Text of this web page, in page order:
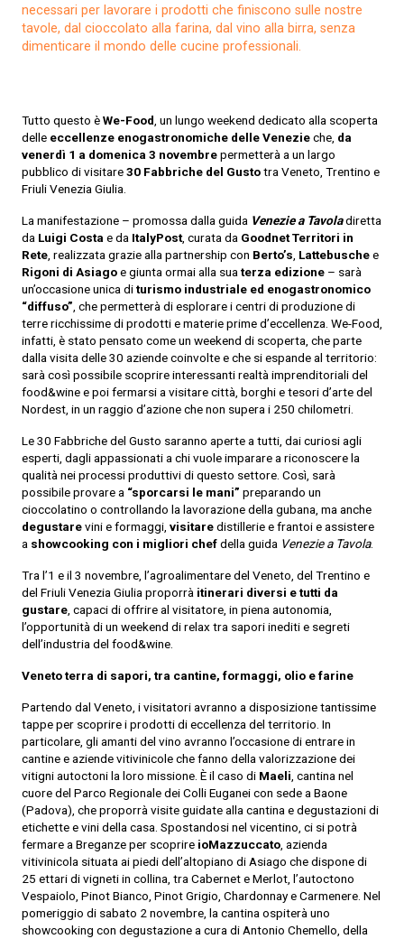
necessari per lavorare i prodotti che finiscono sulle nostre
tavole, dal cioccolato alla farina, dal vino alla birra, senza
dimenticare il mondo delle cucine professionali.
Tutto questo èWe-Food, un lungo weekend dedicato alla scoperta
delle eccellenze enogastronomiche delle Venezieche, da
venerdì 1 a domenica 3 novembrepermetterà a un largo
pubblico di visitare30 Fabbriche del Gustotra Veneto, Trentino e
Friuli Venezia Giulia.
La manifestazione – promossa dalla guida Venezie a Tavoladiretta
da Luigi Costa e da ItalyPost, curata da Goodnet Territori in
Rete, realizzata grazie alla partnership con Berto’s, Lattebuschee
Rigoni di Asiagoe giunta ormai alla suaterza edizione – sarà
un’occasione unica diturismo industriale ed enogastronomico
“diffuso”, che permetterà di esplorare i centri di produzione di
terre ricchissime di prodotti e materie prime d’eccellenza. We-Food,
infatti, è stato pensato come un weekend di scoperta, che parte
dalla visita delle 30 aziende coinvolte e che si espande al territorio:
sarà così possibile scoprire interessanti realtà imprenditoriali del
food&wine e poi fermarsi a visitare città, borghi e tesori d’arte del
Nordest, in un raggio d’azione che non supera i 250 chilometri.
Le 30 Fabbriche del Gusto saranno aperte a tutti, dai curiosi agli
esperti, dagli appassionati a chi vuole imparare a riconoscere la
qualità nei processi produttivi di questo settore. Così, sarà
possibile provare a “sporcarsi le mani” preparando un
cioccolatino o controllando la lavorazione della gubana, ma anche
degustarevini e formaggi, visitaredistillerie e frantoi e assistere
a showcooking con i migliori chefdella guida Venezie a Tavola.
Tra l’1 e il 3 novembre, l’agroalimentare del Veneto, del Trentino e
del Friuli Venezia Giulia proporrà itinerari diversi e tutti da
gustare, capaci di offrire al visitatore, in piena autonomia,
l’opportunità di un weekend di relax tra sapori inediti e segreti
dell’industria del food&wine.
Veneto terra di sapori, tra cantine, formaggi, olio e farine
Partendo dal Veneto, i visitatori avranno a disposizione tantissime
tappe per scoprire i prodotti di eccellenza del territorio. In
particolare, gli amanti del vino avranno l’occasione di entrare in
cantine e aziende vitivinicole che fanno della valorizzazione dei
vitigni autoctoni la loro missione. È il caso di Maeli, cantina nel
cuore del Parco Regionale dei Colli Euganei con sede a Baone
(Padova), che proporrà visite guidate alla cantina e degustazioni di
etichette e vini della casa. Spostandosi nel vicentino, ci si potrà
fermare a Breganze per scoprire ioMazzuccato, azienda
vitivinicola situata ai piedi dell’altopiano di Asiago che dispone di
25 ettari di vigneti in collina, tra Cabernet e Merlot, l’autoctono
Vespaiolo, Pinot Bianco, Pinot Grigio, Chardonnay e Carmenere. Nel
pomeriggio di sabato 2 novembre, la cantina ospiterà uno
showcooking con degustazione a cura di Antonio Chemello, della